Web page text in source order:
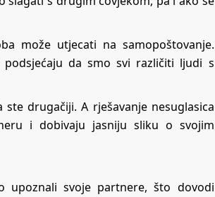
može utjecati na samopoštovanje.
da smo svi različiti ljudi s
drugačiji. A rješavanje nesuglasica
i dobivaju jasniju sliku o svojim
svoje partnere, što dovodi